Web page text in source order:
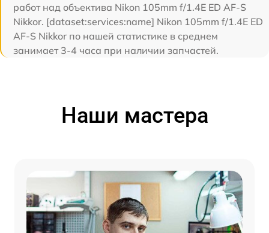
работ над объектива Nikon 105mm f/1.4E ED AF-S
Nikkor. [dataset:services:name] Nikon 105mm f/1.4E ED
AF-S Nikkor по нашей статистике в среднем
занимает 3-4 часа при наличии запчастей.
Наши мастера